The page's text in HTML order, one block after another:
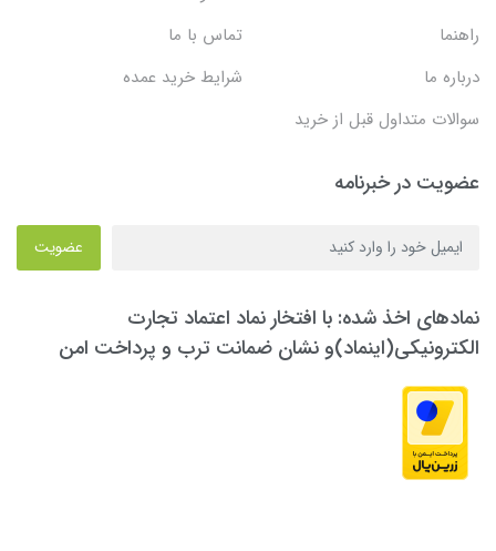
راهنما
تماس با ما
درباره ما
شرایط خرید عمده
سوالات متداول قبل از خرید
عضویت در خبرنامه
عضویت
نمادهای اخذ شده: با افتخار نماد اعتماد تجارت
الکترونیکی(اینماد)و نشان ضمانت ترب و پرداخت امن